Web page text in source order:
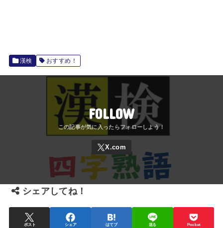
漢検 おすすめ！
FOLLOW
シェアしてね！
ポスト シェア はてブ 送る Pocket